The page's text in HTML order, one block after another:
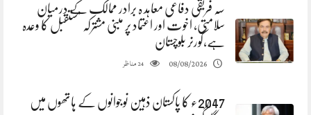
سہ فریقی دفاعی معاہد ہ برادر ممالک کے درمیان
سلامتی، اخوت اور اعتماد پر مبنی مشترکہ مستقبل کا وعدہ
ہے،گورنر بلوچستان
08/08/2026
24مناظر
2047ء کا پاکستان ذہین نوجوانوں کے ہاتھوں میں